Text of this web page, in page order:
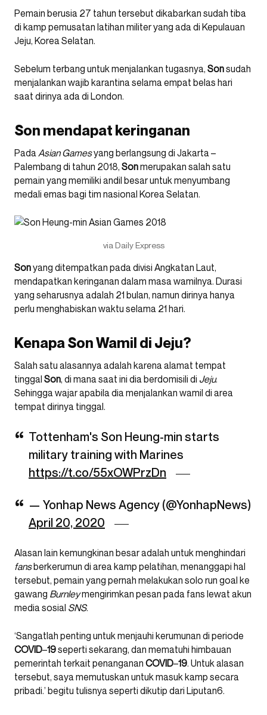
Pemain berusia 27 tahun tersebut dikabarkan sudah tiba
di kamp pemusatan latihan militer yang ada di Kepulauan
Jeju, Korea Selatan.
Sebelum terbang untuk menjalankan tugasnya, Sonsudah
menjalankan wajib karantina selama empat belas hari
saat dirinya ada di London.
Son mendapat keringanan
Pada Asian Gamesyang berlangsung di Jakarta –
Palembang di tahun 2018, Sonmerupakan salah satu
pemain yang memiliki andil besar untuk menyumbang
medali emas bagi tim nasional Korea Selatan.
via Daily Express
Sonyang ditempatkan pada divisi Angkatan Laut,
mendapatkan keringanan dalam masa wamilnya. Durasi
yang seharusnya adalah 21 bulan, namun dirinya hanya
perlu menghabiskan waktu selama 21 hari.
Kenapa Son Wamil di Jeju?
Salah satu alasannya adalah karena alamat tempat
tinggal Son, di mana saat ini dia berdomisili di Jeju.
Sehingga wajar apabila dia menjalankan wamil di area
tempat dirinya tinggal.
Tottenham's Son Heung-min starts
military training with Marines
https://t.co/55xOWPrzDn
— Yonhap News Agency (@YonhapNews)
April 20, 2020
Alasan lain kemungkinan besar adalah untuk menghindari
fansberkerumun di area kamp pelatihan, menanggapi hal
tersebut, pemain yang pernah melakukan solo run goal ke
gawang Burnleymengirimkan pesan pada fans lewat akun
media sosial SNS.
‘Sangatlah penting untuk menjauhi kerumunan di periode
COVID–19seperti sekarang, dan mematuhi himbauan
pemerintah terkait penanganan COVID–19. Untuk alasan
tersebut, saya memutuskan untuk masuk kamp secara
pribadi.’ begitu tulisnya seperti dikutip dari Liputan6.